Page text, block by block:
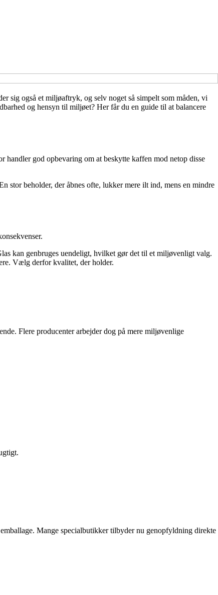
sig også et miljøaftryk, og selv noget så simpelt som måden, vi
og hensyn til miljøet? Her får du en guide til at balancere
handler god opbevaring om at beskytte kaffen mod netop disse
stor beholder, der åbnes ofte, lukker mere ilt ind, mens en mindre
kan genbruges uendeligt, hvilket gør det til et miljøvenligt valg.
Vælg derfor kvalitet, der holder.
Flere producenter arbejder dog på mere miljøvenlige
Mange specialbutikker tilbyder nu genopfyldning direkte